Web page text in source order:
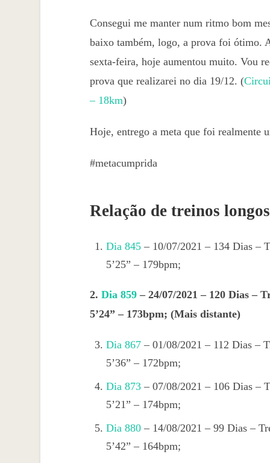
Consegui me manter num ritmo bom
baixo também, logo, a prova foi ótimo.
sexta-feira, hoje aumentou muito. Vou
prova que realizarei no dia 19/12. (
– 18km)
Hoje, entrego a meta que foi realmente
#metacumprida
Relação de treinos
Dia 845– 10/07/2021 – 134 Dias –
5’25” – 179bpm;
2. Dia 859– 24/07/2021 – 120 Dias –
5’24” – 173bpm; (Mais distante)
Dia 867– 01/08/2021 – 112 Dias –
5’36” – 172bpm;
Dia 873– 07/08/2021 – 106 Dias –
5’21” – 174bpm;
Dia 880– 14/08/2021 – 99 Dias –
5’42” – 164bpm;